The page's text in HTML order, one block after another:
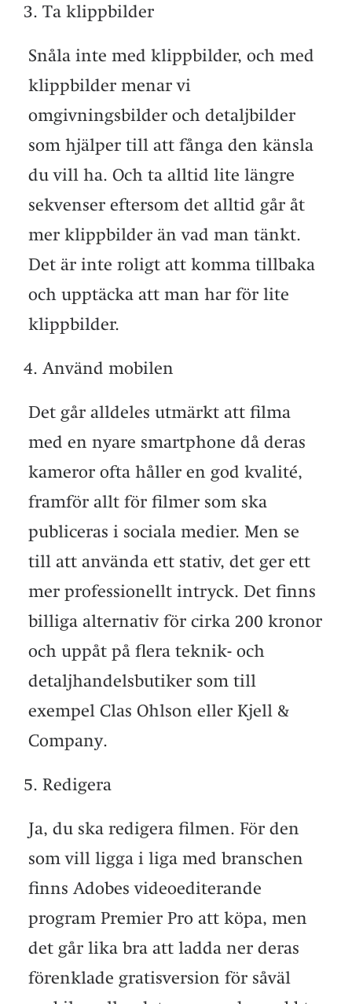
Ta klippbilder
Snåla inte med klippbilder, och med
klippbilder menar vi
omgivningsbilder och detaljbilder
som hjälper till att fånga den känsla
du vill ha. Och ta alltid lite längre
sekvenser eftersom det alltid går åt
mer klippbilder än vad man tänkt.
Det är inte roligt att komma tillbaka
och upptäcka att man har för lite
klippbilder.
Använd mobilen
Det går alldeles utmärkt att filma
med en nyare smartphone då deras
kameror ofta håller en god kvalité,
framför allt för filmer som ska
publiceras i sociala medier. Men se
till att använda ett stativ, det ger ett
mer professionellt intryck. Det finns
billiga alternativ för cirka 200 kronor
och uppåt på flera teknik- och
detaljhandelsbutiker som till
exempel Clas Ohlson eller Kjell &
Company.
Redigera
Ja, du ska redigera filmen. För den
som vill ligga i liga med branschen
finns Adobes videoediterande
program Premier Pro att köpa, men
det går lika bra att ladda ner deras
förenklade gratisversion för såväl